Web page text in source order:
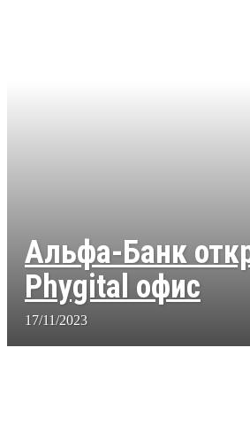
Альфа-Банк
Phygital офис
17/11/2023